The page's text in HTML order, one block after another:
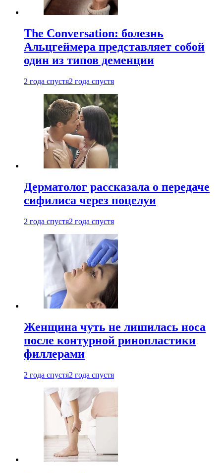
The Conversation: болезнь
Альцгеймера представляет собой
один из типов деменции
2 года спустя2 года спустя
Дерматолог рассказала о передаче
сифилиса через поцелуи
2 года спустя2 года спустя
Женщина чуть не лишилась носа
после контурной ринопластики
филлерами
2 года спустя2 года спустя